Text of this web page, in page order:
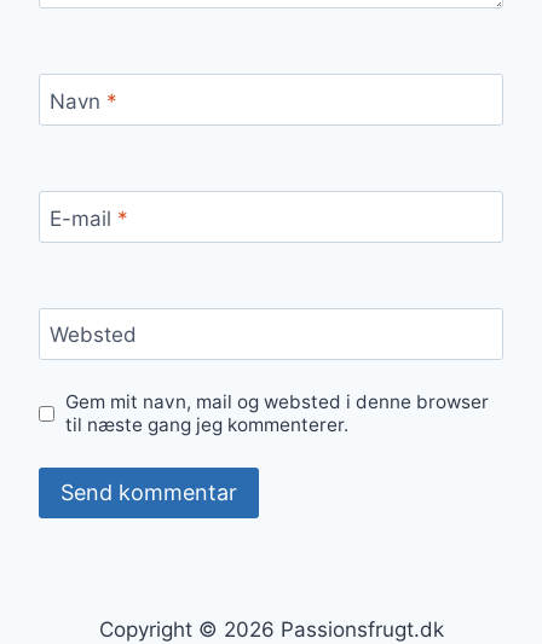
Navn *
E-mail *
Websted
Gem mit navn, mail og websted i denne browser
til næste gang jeg kommenterer.
Copyright © 2026 Passionsfrugt.dk